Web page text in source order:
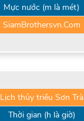
Mực nước (m là mét)
SiamBrothersvn.Com
Lịch thủy triều Sơn Trà
Thời gian (h là giờ)